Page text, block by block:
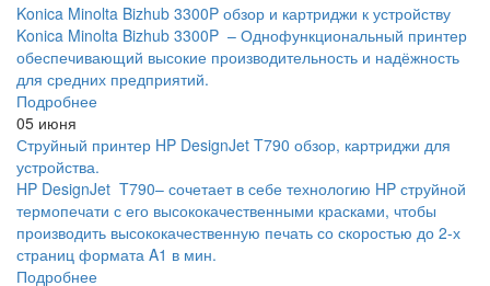
Konica Minolta Bizhub 3300P обзор и картриджи к устройству
Konica Minolta Bizhub 3300P – Однофункциональный принтер
обеспечивающий высокие производительность и надёжность
для средних предприятий.
Подробнее
05 июня
Струйный принтер HP DesignJet T790 обзор, картриджи для
устройства.
HP DesignJet T790– сочетает в себе технологию HP струйной
термопечати с его высококачественными красками, чтобы
производить высококачественную печать со скоростью до 2-х
страниц формата A1 в мин.
Подробнее